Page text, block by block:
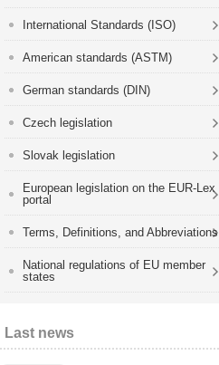
International Standards (ISO)
American standards (ASTM)
German standards (DIN)
Czech legislation
Slovak legislation
European legislation on the EUR-Lex
portal
Terms, Definitions, and Abbreviations
National regulations of EU member
states
Last news